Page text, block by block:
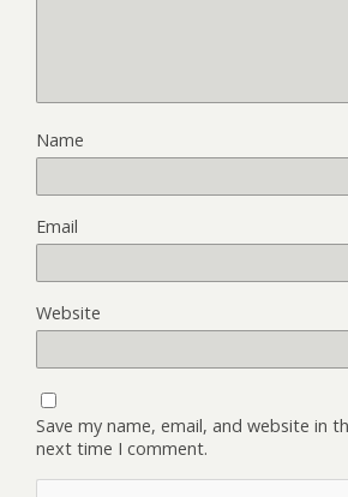
Name
Email
Website
Save my name, email, and website in
next time I comment.